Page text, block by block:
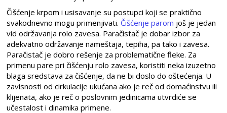
Čišćenje krpom i usisavanje su postupci koji se praktično
svakodnevno mogu primenjivati. Čišćenje parom još je jedan
vid održavanja rolo zavesa. Paračistač je dobar izbor za
adekvatno održavanje nameštaja, tepiha, pa tako i zavesa.
Paračistač je dobro rešenje za problematične fleke. Za
primenu pare pri čišćenju rolo zavesa, koristiti neka izuzetno
blaga sredstava za čišćenje, da ne bi doslo do oštećenja. U
zavisnosti od cirkulacije ukućana ako je reč od domaćinstvu ili
klijenata, ako je reč o poslovnim jedinicama utvrdiće se
učestalost i dinamika primene.